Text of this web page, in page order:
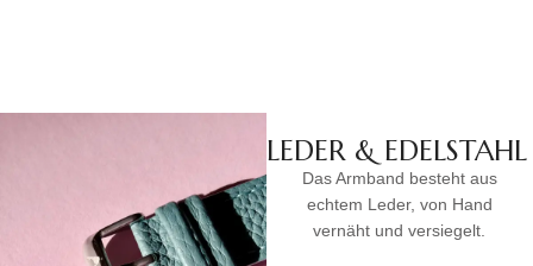
LEDER & EDELSTAHL
Das Armband besteht aus
echtem Leder, von Hand
vernäht und versiegelt.